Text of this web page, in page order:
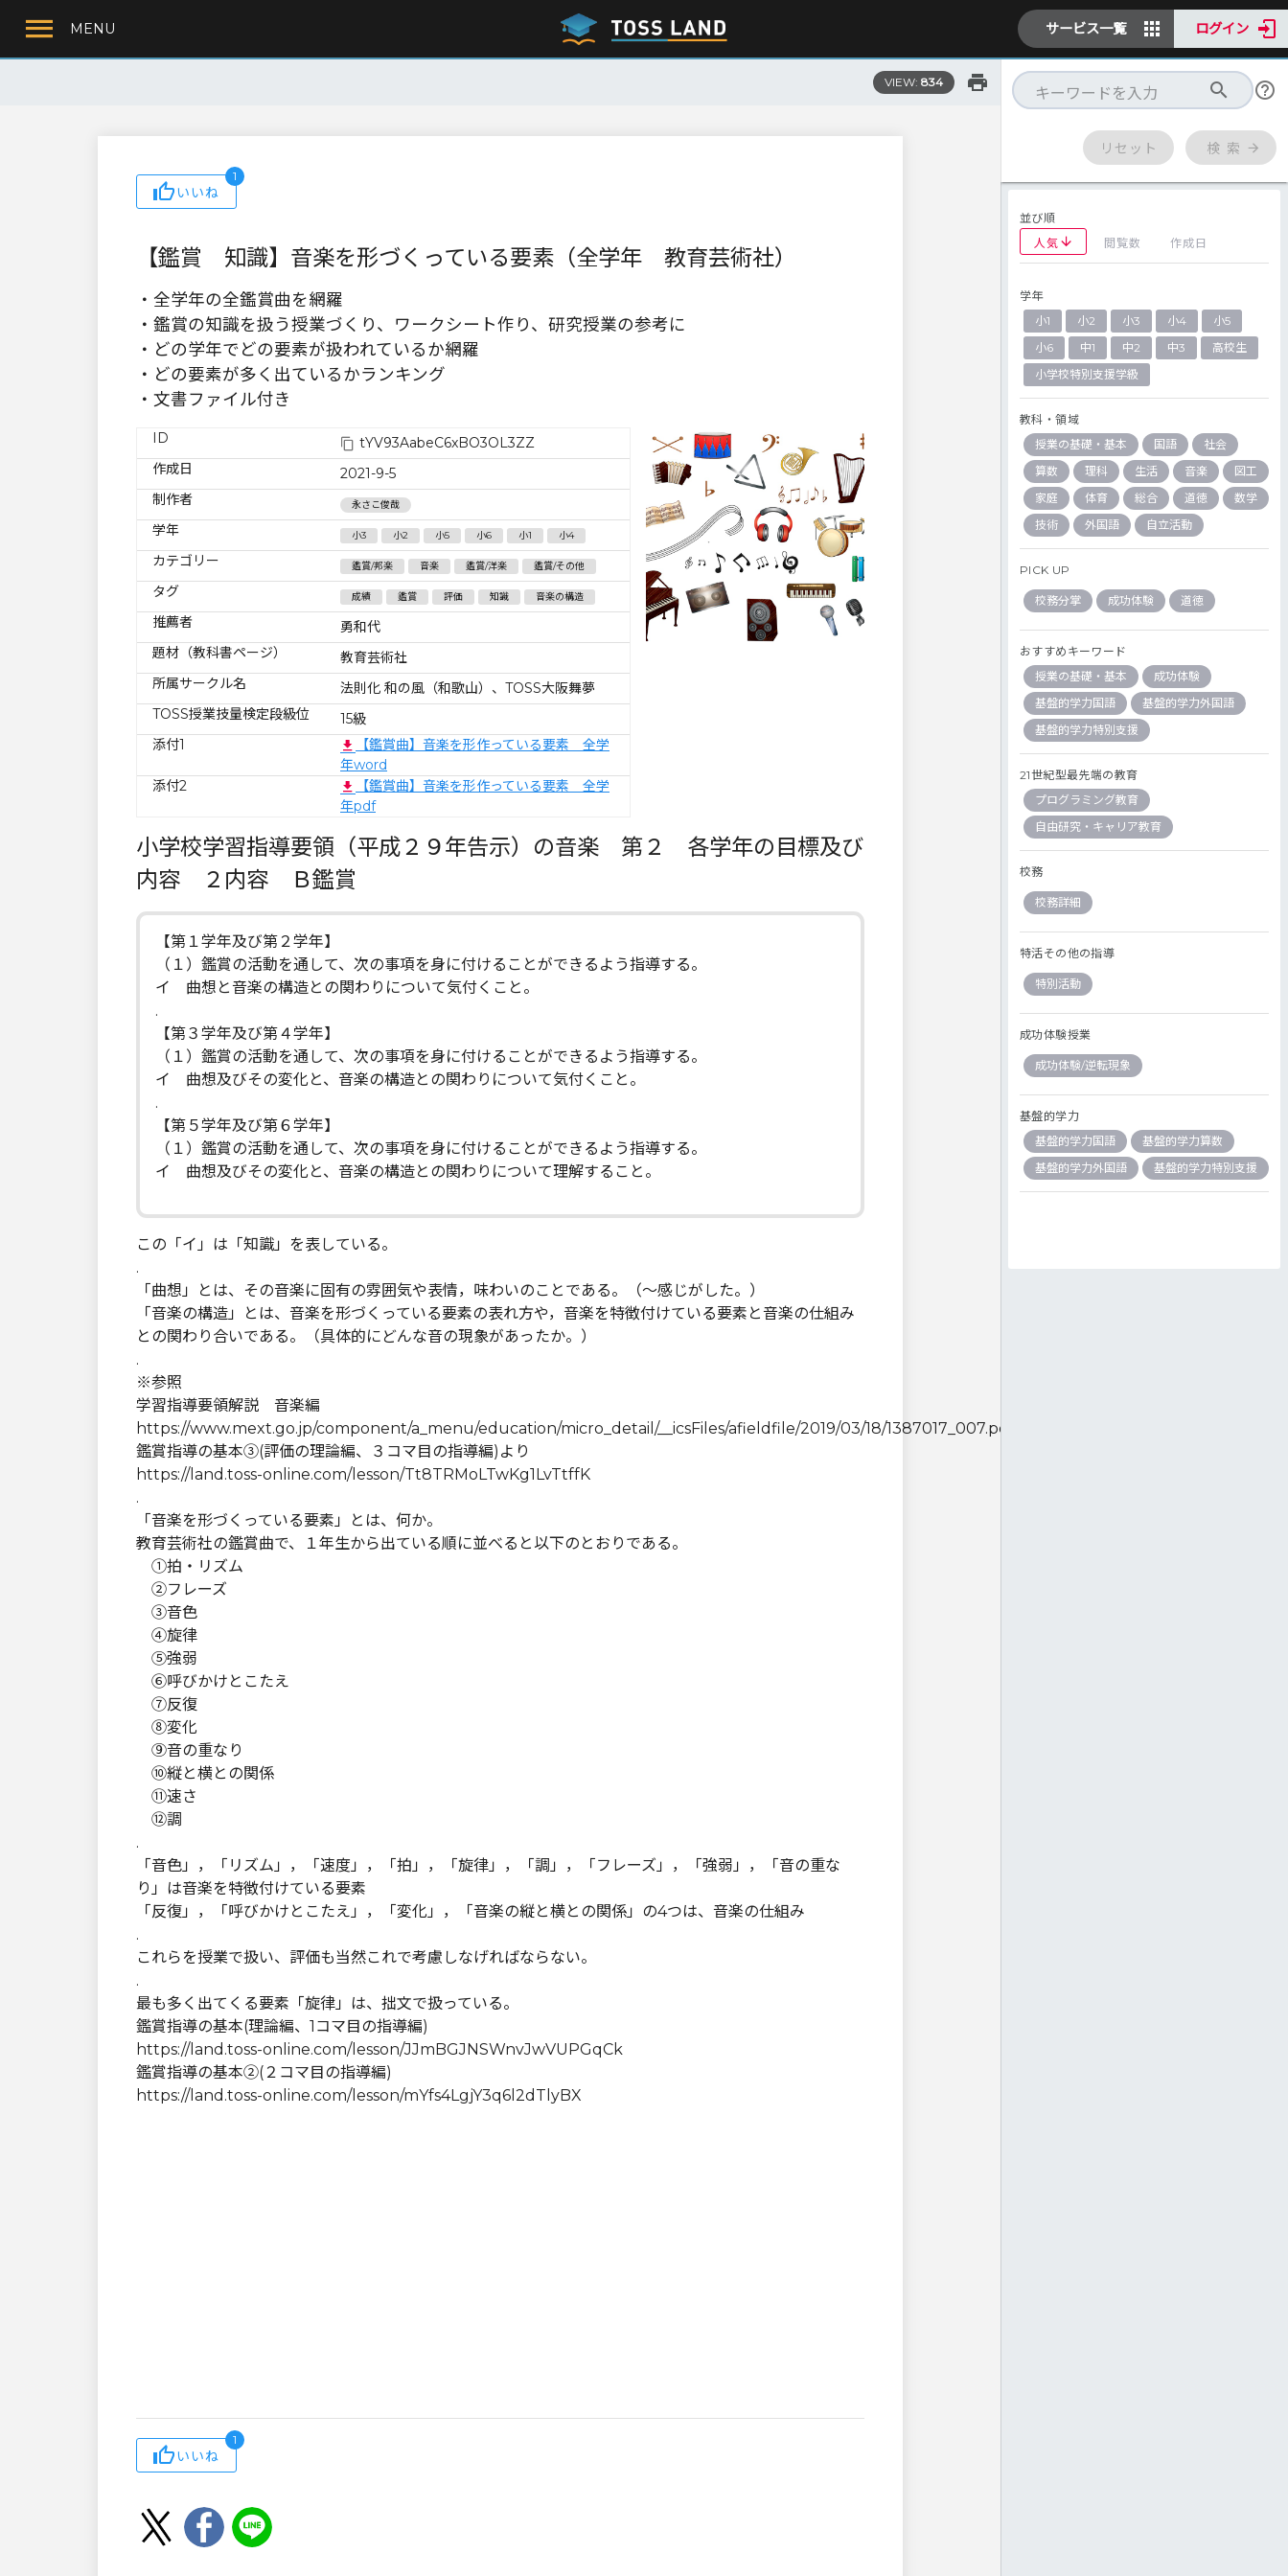
MENU サービス一覧 ログイン
VIEW: 834
いいね
1
【鑑賞 知識】音楽を形づくっている要素（全学年 教育芸術社）
・全学年の全鑑賞曲を網羅
・鑑賞の知識を扱う授業づくり、ワークシート作り、研究授業の参考に
・どの学年でどの要素が扱われているか網羅
・どの要素が多く出ているかランキング
・文書ファイル付き
ID
tYV93AabeC6xBO3OL3ZZ
作成日
2021-9-5
制作者
永さこ俊哉
学年 小3 小2 小5 小6 小1 小4
カテゴリー 鑑賞/邦楽 音楽 鑑賞/洋楽 鑑賞/その他
タグ 成績 鑑賞 評価 知識 音楽の構造
推薦者
勇和代
題材（教科書ページ）
教育芸術社
所属サークル名
法則化 和の風（和歌山）、TOSS大阪舞夢
TOSS授業技量検定段級位
15級
添付1
【鑑賞曲】音楽を形作っている要素 全学
年word
添付2
【鑑賞曲】音楽を形作っている要素 全学
年pdf
小学校学習指導要領（平成２９年告示）の音楽 第２ 各学年の目標及び
内容 ２内容 Ｂ鑑賞
【第１学年及び第２学年】
（１）鑑賞の活動を通して、次の事項を身に付けることができるよう指導する。
イ 曲想と音楽の構造との関わりについて気付くこと。
.
【第３学年及び第４学年】
（１）鑑賞の活動を通して、次の事項を身に付けることができるよう指導する。
イ 曲想及びその変化と、音楽の構造との関わりについて気付くこと。
.
【第５学年及び第６学年】
（１）鑑賞の活動を通して、次の事項を身に付けることができるよう指導する。
イ 曲想及びその変化と、音楽の構造との関わりについて理解すること。
この「イ」は「知識」を表している。
.
「曲想」とは、その音楽に固有の雰囲気や表情，味わいのことである。（～感じがした。）
「音楽の構造」とは、音楽を形づくっている要素の表れ方や，音楽を特徴付けている要素と音楽の仕組み
との関わり合いである。（具体的にどんな音の現象があったか。）
.
※参照
学習指導要領解説 音楽編
https://www.mext.go.jp/component/a_menu/education/micro_detail/__icsFiles/afieldfile/2019/03/18/1387017_007.pdf
鑑賞指導の基本③(評価の理論編、３コマ目の指導編)より
https://land.toss-online.com/lesson/Tt8TRMoLTwKg1LvTtffK
.
「音楽を形づくっている要素」とは、何か。
教育芸術社の鑑賞曲で、１年生から出ている順に並べると以下のとおりである。
①拍・リズム
②フレーズ
③音色
④旋律
⑤強弱
⑥呼びかけとこたえ
⑦反復
⑧変化
⑨音の重なり
⑩縦と横との関係
⑪速さ
⑫調
.
「音色」，「リズム」，「速度」，「拍」，「旋律」，「調」，「フレーズ」，「強弱」，「音の重な
り」は音楽を特徴付けている要素
「反復」，「呼びかけとこたえ」，「変化」，「音楽の縦と横との関係」の4つは、音楽の仕組み
.
これらを授業で扱い、評価も当然これで考慮しなげればならない。
.
最も多く出てくる要素「旋律」は、拙文で扱っている。
鑑賞指導の基本(理論編、1コマ目の指導編)
https://land.toss-online.com/lesson/JJmBGJNSWnvJwVUPGqCk
鑑賞指導の基本②(２コマ目の指導編)
https://land.toss-online.com/lesson/mYfs4LgjY3q6l2dTlyBX
いいね
1
リセット 検 索
並び順
人気
閲覧数 作成日
学年
小1
小2 小3 小4
小5
小6
中1 中2 中3
高校生
小学校特別支援学級
教科・領域
授業の基礎・基本
国語
社会
算数
理科 生活 音楽
図工
家庭
体育 総合 道徳
数学
技術
外国語 自立活動
PICK UP
校務分掌 成功体験 道徳
おすすめキーワード
授業の基礎・基本
成功体験
基盤的学力国語
基盤的学力外国語
基盤的学力特別支援
21世紀型最先端の教育
プログラミング教育
自由研究・キャリア教育
校務
校務詳細
特活その他の指導
特別活動
成功体験授業
成功体験/逆転現象
基盤的学力
基盤的学力国語
基盤的学力算数
基盤的学力外国語
基盤的学力特別支援